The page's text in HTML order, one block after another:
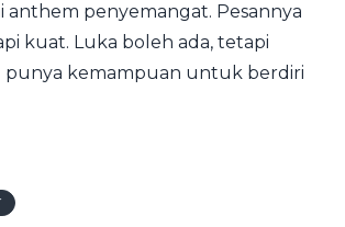
anthem penyemangat. Pesannya
kuat. Luka boleh ada, tetapi
punya kemampuan untuk berdiri